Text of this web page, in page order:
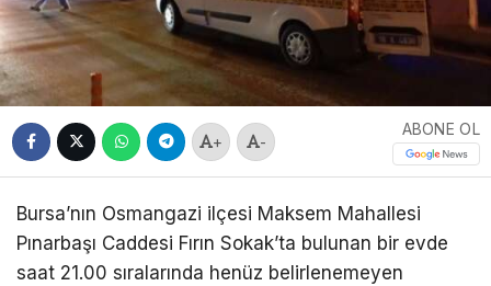
+ -
ABONE OL
Bursa’nın Osmangazi ilçesi Maksem Mahallesi
Pınarbaşı Caddesi Fırın Sokak’ta bulunan bir evde
saat 21.00 sıralarında henüz belirlenemeyen